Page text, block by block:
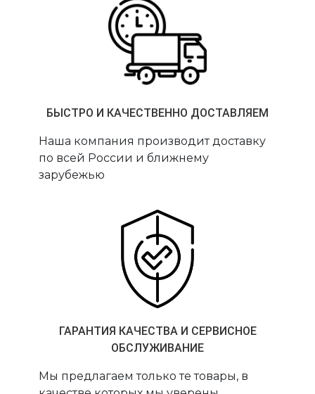
БЫСТРО И КАЧЕСТВЕННО ДОСТАВЛЯЕМ
Наша компания производит доставку
по всей России и ближнему
зарубежью
ГАРАНТИЯ КАЧЕСТВА И СЕРВИСНОЕ
ОБСЛУЖИВАНИЕ
Мы предлагаем только те товары, в